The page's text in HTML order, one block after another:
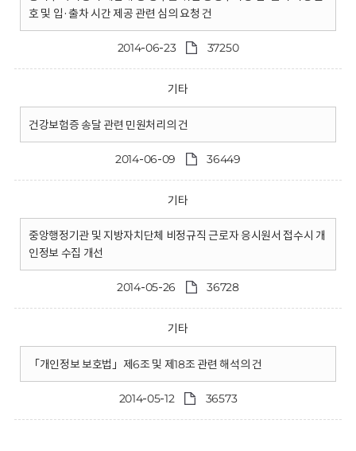
호 및 입·출차 시간 제공 관련 심의 요청 건
2014-06-23 37250
기타
건강보험증 송달 관련 민원처리의 건
2014-06-09 36449
기타
중앙행정기관 및 지방자치단체 비정규직 근로자 응시원서 접수시 개
인정보 수집 개선
2014-05-26 36728
기타
「개인정보 보호법」제6조 및 제18조 관련 해석의 건
2014-05-12 36573